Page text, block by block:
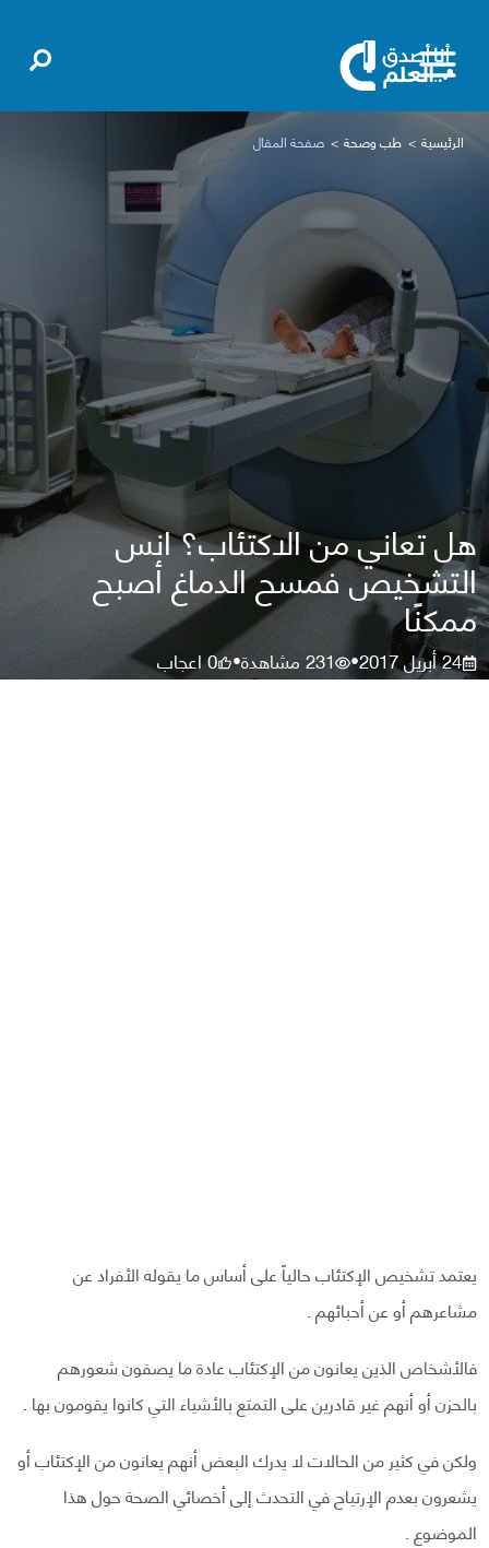
الرئيسية طب وصحة صفحة المقال
هل تعاني من الاكتئاب؟ انس
التشخيص فمسح الدماغ أصبح
ممكنًا
24 أبريل 2017 •
231مشاهدة•
0اعجاب
يعتمد تشخيص الإكتئاب حالياً على أساس ما يقوله الأفراد عن
مشاعرهم أو عن أحبائهم .
فالأشخاص الذين يعانون من الإكتئاب عادة ما يصفون شعورهم
بالحزن أو أنهم غير قادرين على التمتع بالأشياء التي كانوا يقومون بها .
ولكن في كثير من الحالات لا يدرك البعض أنهم يعانون من الإكتئاب أو
يشعرون بعدم الإرتياح في التحدث إلى أخصائي الصحة حول هذا
الموضوع .